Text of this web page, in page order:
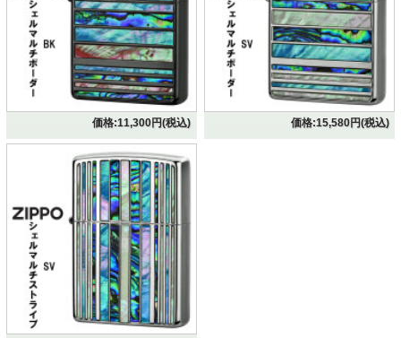
ZIPPO/シェルマルチ ストライプ BK ブラックニッケ
ル 天然貝貼り SHELL-MS-BK
天然貝をストライプ状に配したおしゃれなデザイン。
「象嵌(ぞうがん)」とよばれる工芸技法で貝を貼った高級感
漂う逸品。
色合いが美しく、ちょっと目を引くZIPPOライターです。
ギフト・プレゼントにもおすすめです。
価格:11,300円(税込) 価格:15,580円(税込)